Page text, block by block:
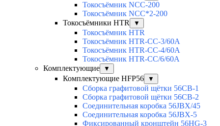
Токосъёмник NCC-200
Токосъёмник NCC*2-200
Токосъёмники HTR
▼
Токосъёмник HTR
Токосъёмник HTR-CC-3/60A
Токосъёмник HTR-CC-4/60A
Токосъёмник HTR-CC/6/60A
Комплектующие
▼
Комплектующие HFP56 ▼
Сборка графитовой щётки 56CB-1
Сборка графитовой щётки 56CB-2
Соединительная коробка 56JBX/45
Соединительная коробка 56JBX-5
Фиксированный кронштейн 56HG-3